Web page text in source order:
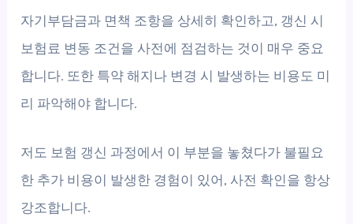
자기부담금과 면책 조항을 상세히 확인하고, 갱신 시
보험료 변동 조건을 사전에 점검하는 것이 매우 중요
합니다. 또한 특약 해지나 변경 시 발생하는 비용도 미
리 파악해야 합니다.
저도 보험 갱신 과정에서 이 부분을 놓쳤다가 불필요
한 추가 비용이 발생한 경험이 있어, 사전 확인을 항상
강조합니다.